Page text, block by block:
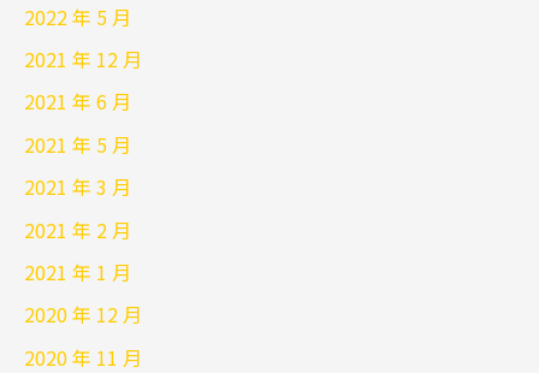
2022 年 5 月
2021 年 12 月
2021 年 6 月
2021 年 5 月
2021 年 3 月
2021 年 2 月
2021 年 1 月
2020 年 12 月
2020 年 11 月